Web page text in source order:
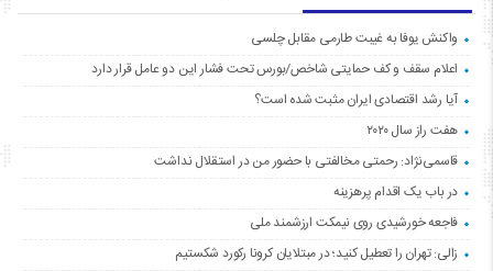
واکنش یوفا به غیبت طارمی مقابل چلسی
اعلام سقف و کف حمایتی شاخص/بورس تحت فشار این دو عامل قرار دارد
آیا رشد اقتصادی ایران مثبت شده است؟
هفت راز سال ۲۰۲۰
قاسمی‌نژاد: رحمتی مخالفتی با حضور من در استقلال نداشت
در باب یک اقدام پرهزینه
فاجعه خورشیدی روی نیمکت ارزشمند ملی
زالی: تهران را تعطیل کنید؛ در مبتلایان کرونا رکورد شکستیم